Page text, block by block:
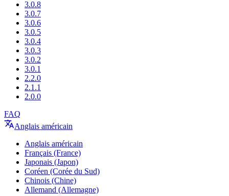
3.0.8
3.0.7
3.0.6
3.0.5
3.0.4
3.0.3
3.0.2
3.0.1
2.2.0
2.1.1
2.0.0
FAQ
Anglais américain
Anglais américain
Français (France)
Japonais (Japon)
Coréen (Corée du Sud)
Chinois (Chine)
Allemand (Allemagne)